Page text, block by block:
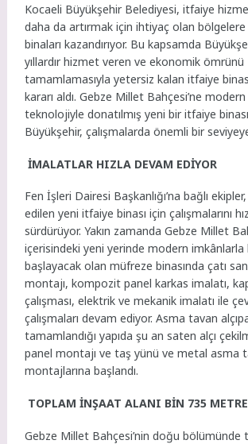
Kocaeli Büyükşehir Belediyesi, itfaiye
daha da artırmak için ihtiyaç olan
binaları kazandırıyor. Bu kapsamda
yıllardır hizmet veren ve ekonomik ömrünü
tamamlamasıyla yetersiz kalan itfaiye
kararı aldı. Gebze Millet Bahçesi’ne
teknolojiyle donatılmış yeni bir itfaiye
Büyükşehir, çalışmalarda önemli bir
İMALATLAR HIZLA DEVAM EDİYOR
Fen İşleri Dairesi Başkanlığı’na bağlı
edilen yeni itfaiye binası için çalışmalarını
sürdürüyor. Yakın zamanda Gebze Millet
içerisindeki yeni yerinde modern
başlayacak olan müfreze binasında çatı
montajı, kompozit panel karkas imalatı,
çalışması, elektrik ve mekanik imalatı ile
çalışmaları devam ediyor. Asma tavan
tamamlandığı yapıda şu an saten alçı
panel montajı ve taş yünü ve metal asma
montajlarına başlandı.
TOPLAM İNŞAAT ALANI BİN 735
Gebze Millet Bahçesi’nin doğu bölümünde